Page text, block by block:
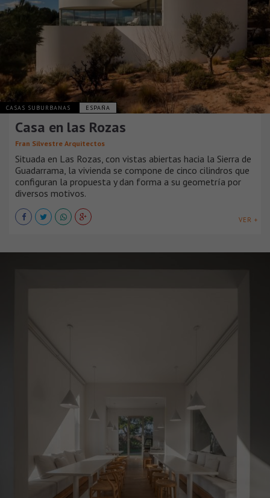
CASAS SUBURBANAS ESPAÑA
Casa en las Rozas
Fran Silvestre Arquitectos
Situada en Las Rozas, con vistas abiertas hacia la Sierra de
Guadarrama, la vivienda se compone de cinco cilindros que
configuran la propuesta y dan forma a su geometría por
diversos motivos.
VER +